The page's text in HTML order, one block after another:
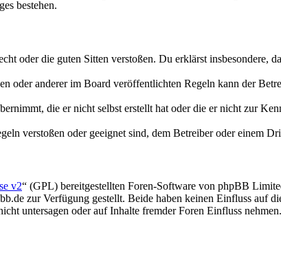
bestehen.
oder die guten Sitten verstoßen. Du erklärst insbesondere,
oder anderer im Board veröffentlichten Regeln kann der
die er nicht selbst erstellt hat oder die er nicht zur
verstoßen oder geeignet sind, dem Betreiber oder einem
v2“ (GPL) bereitgestellten Foren-Software von phpBB
zur Verfügung gestellt. Beide haben keinen Einfluss auf
untersagen oder auf Inhalte fremder Foren Einfluss nehmen.